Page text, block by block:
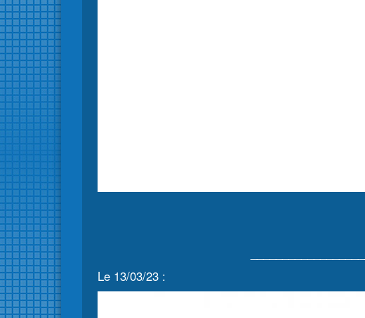
Le 13/03/23 :